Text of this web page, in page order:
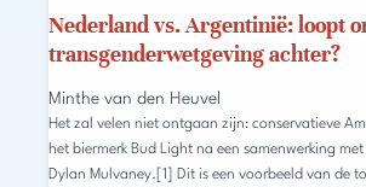
Nederland vs. Argentinië: loopt
transgenderwetgeving achter?
Minthe van den Heuvel
Het zal velen niet ontgaan zijn: conservatieve
het biermerk Bud Light na een samenwerking
Dylan Mulvaney.[1] Dit is een voorbeeld van de